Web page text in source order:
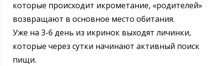
которые происходит икрометание, «родителей»
возвращают в основное место обитания.
Уже на 3-6 день из икринок выходят личинки,
которые через сутки начинают активный поиск
пищи.